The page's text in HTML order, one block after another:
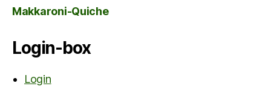
Makkaroni-Quiche
Login-box
Login